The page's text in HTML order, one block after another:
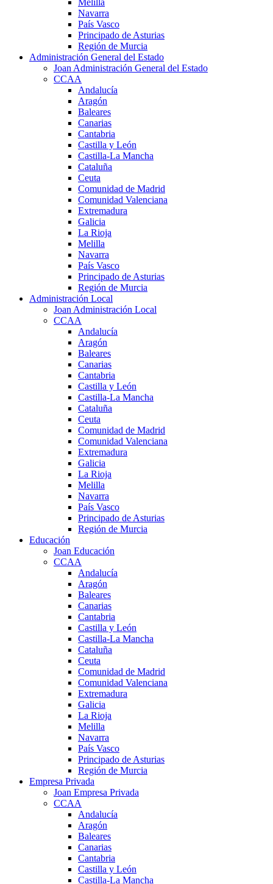
Navarra
País Vasco
Principado de Asturias
Región de Murcia
Administración General del Estado
Joan Administración General del Estado
CCAA
Andalucía
Aragón
Baleares
Canarias
Cantabria
Castilla y León
Castilla-La Mancha
Cataluña
Ceuta
Comunidad de Madrid
Comunidad Valenciana
Extremadura
Galicia
La Rioja
Melilla
Navarra
País Vasco
Principado de Asturias
Región de Murcia
Administración Local
Joan Administración Local
CCAA
Andalucía
Aragón
Baleares
Canarias
Cantabria
Castilla y León
Castilla-La Mancha
Cataluña
Ceuta
Comunidad de Madrid
Comunidad Valenciana
Extremadura
Galicia
La Rioja
Melilla
Navarra
País Vasco
Principado de Asturias
Región de Murcia
Educación
Joan Educación
CCAA
Andalucía
Aragón
Baleares
Canarias
Cantabria
Castilla y León
Castilla-La Mancha
Cataluña
Ceuta
Comunidad de Madrid
Comunidad Valenciana
Extremadura
Galicia
La Rioja
Melilla
Navarra
País Vasco
Principado de Asturias
Región de Murcia
Empresa Privada
Joan Empresa Privada
CCAA
Andalucía
Aragón
Baleares
Canarias
Cantabria
Castilla y León
Castilla-La Mancha